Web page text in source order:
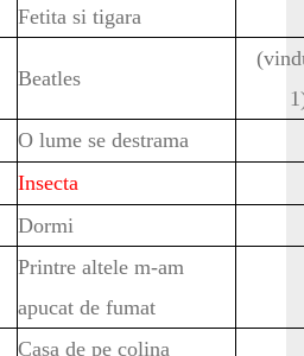
Fetita si tigara
Beatles
O lume se destrama
Insecta
Dormi
Printre altele m-am
apucat de fumat
Casa de pe colina